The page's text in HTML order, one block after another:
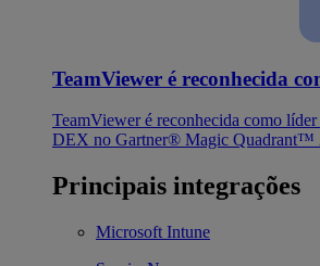
TeamViewer é reconhecida
TeamViewer é reconhecida como líder
DEX no Gartner® Magic Quadrant™
Principais integrações
Microsoft Intune